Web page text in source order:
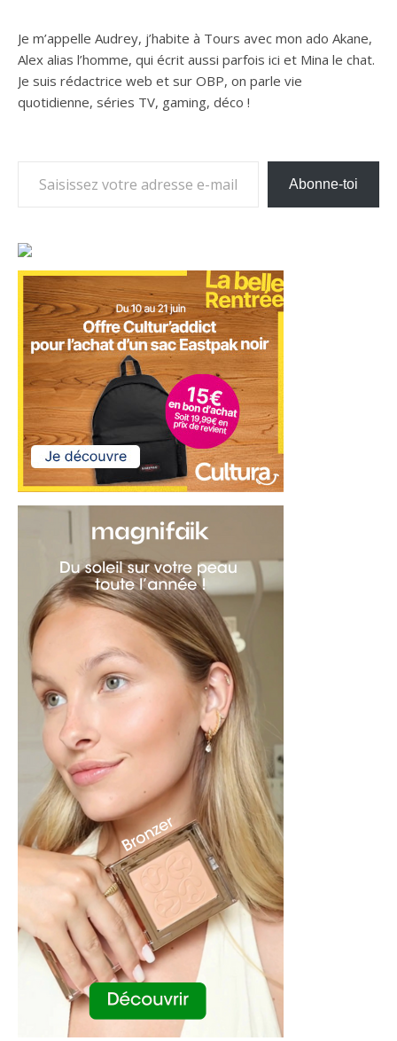
Je m’appelle Audrey, j’habite à Tours avec mon ado Akane,
Alex alias l’homme, qui écrit aussi parfois ici et Mina le chat.
Je suis rédactrice web et sur OBP, on parle vie
quotidienne, séries TV, gaming, déco !
Abonne-toi